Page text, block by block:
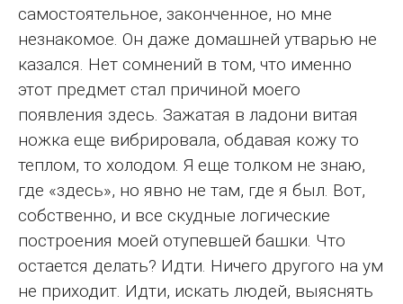
самостоятельное, законченное, но мне
незнакомое. Он даже домашней утварью не
казался. Нет сомнений в том, что именно
этот предмет стал причиной моего
появления здесь. Зажатая в ладони витая
ножка еще вибрировала, обдавая кожу то
теплом, то холодом. Я еще толком не знаю,
где «здесь», но явно не там, где я был. Вот,
собственно, и все скудные логические
построения моей отупевшей башки. Что
остается делать? Идти. Ничего другого на ум
не приходит. Идти, искать людей, выяснять